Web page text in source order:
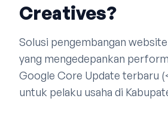
Creatives?
Solusi pengembangan
yang mengedepankan
Google Core Update terbaru
untuk pelaku usaha di